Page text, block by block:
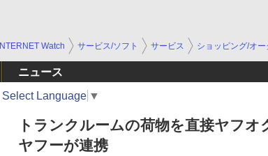
INTERNET Watch サービス/ソフト サービス ショッピング/オー
ニュース
Select Language ▼
トランクルームの荷物を直接ヤフオ
ヤフーが連携